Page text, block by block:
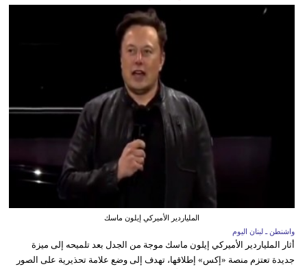
الملياردير الأميركي إيلون ماسك
واشنطن ـ لبنان اليوم
أثار الملياردير الأميركي إيلون ماسك موجة من الجدل بعد تلميحه إلى ميزة
جديدة تعتزم منصة «إكس» إطلاقها، تهدف إلى وضع علامة تحذيرية على الصور